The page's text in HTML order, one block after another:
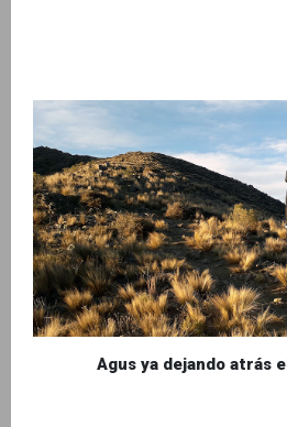
Agus ya dejando atrás